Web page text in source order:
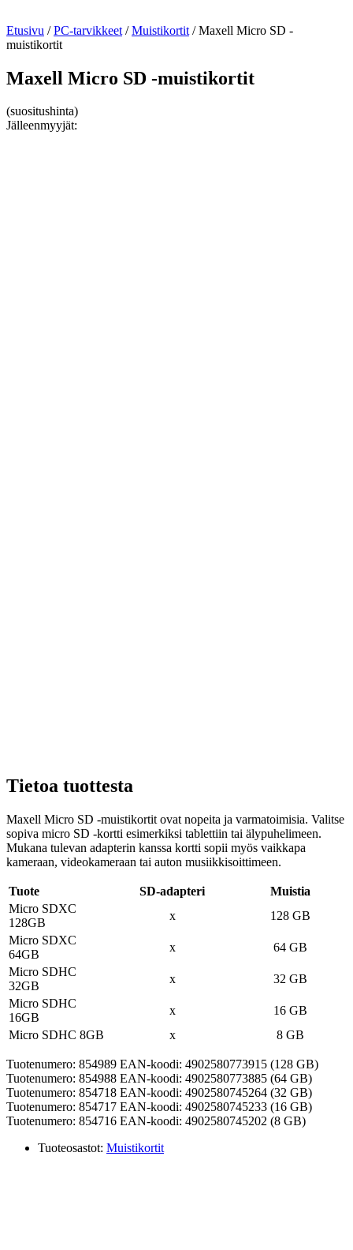
Etusivu /PC-tarvikkeet /Muistikortit / Maxell Micro SD -
muistikortit
Maxell Micro SD -muistikortit
(suositushinta)
Jälleenmyyjät:
Tietoa tuottesta
Maxell Micro SD -muistikortit ovat nopeita ja varmatoimisia. Valitse
sopiva micro SD -kortti esimerkiksi tablettiin tai älypuhelimeen.
Mukana tulevan adapterin kanssa kortti sopii myös vaikkapa
kameraan, videokameraan tai auton musiikkisoittimeen.
Tuote SD-adapteri
Muistia
Micro SDXC
128GB
x
128 GB
Micro SDXC
64GB
x
64 GB
Micro SDHC
32GB
x
32 GB
Micro SDHC
16GB
x
16 GB
Micro SDHC 8GB
x 8 GB
Tuotenumero: 854989 EAN-koodi: 4902580773915 (128 GB)
Tuotenumero: 854988 EAN-koodi: 4902580773885 (64 GB)
Tuotenumero: 854718 EAN-koodi: 4902580745264 (32 GB)
Tuotenumero: 854717 EAN-koodi: 4902580745233 (16 GB)
Tuotenumero: 854716 EAN-koodi: 4902580745202 (8 GB)
Tuoteosastot: Muistikortit